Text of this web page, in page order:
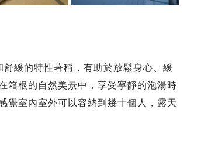
緩的特性著稱，有助於放鬆身心、緩
箱根的自然美景中，享受寧靜的泡湯時
覺室內室外可以容納到幾十個人，露天